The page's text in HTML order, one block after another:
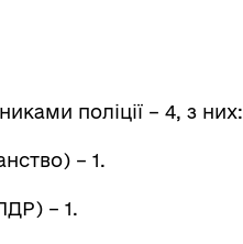
поліції – 4, з них:
– 1.
– 1.